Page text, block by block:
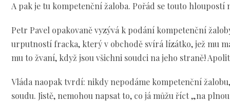
A pak je tu kompetenční žaloba. Pořád se touto hloupostí
Petr Pavel opakovaně vyzývá k podání kompetenční
urputností fracka, který v obchodě svírá lízátko, jež mu
mu to žvaní, když jsou všichni soudci na jeho straně!
Vláda naopak tvrdí: nikdy nepodáme kompetenční
soudu. Jistě, nemohou napsat to, co já můžu říct „na